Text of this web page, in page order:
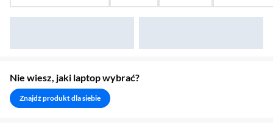
Nie wiesz, jaki laptop wybrać?
Znajdź produkt dla siebie